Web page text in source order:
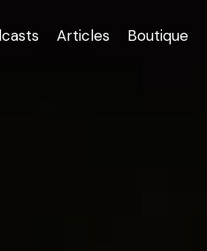
Articles Boutique